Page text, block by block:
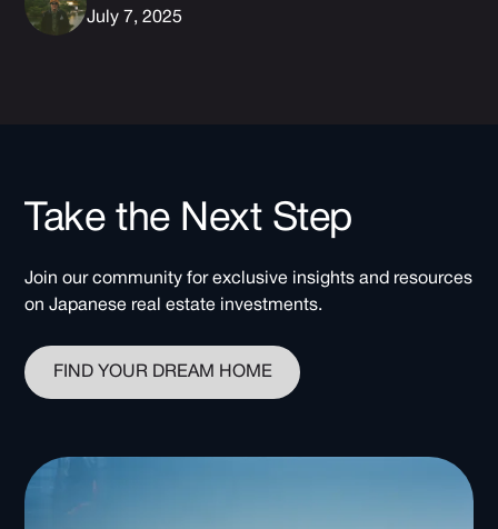
July 7, 2025
Take the Next Step
Join our community for exclusive insights and resources
on Japanese real estate investments.
FIND YOUR DREAM HOME